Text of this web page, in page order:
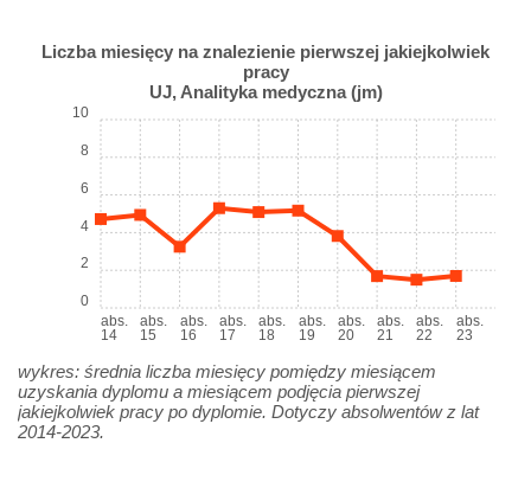
Liczba miesięcy na znalezienie pierwszej jakiejkolwiek
pracy
UJ, Analityka medyczna (jm)
abs.
14
abs.
15
abs.
16
abs.
17
abs.
18
abs.
19
abs.
20
abs.
21
abs.
22
abs.
23
0
2
4
6
8
10
wykres: średnia liczba miesięcy pomiędzy miesiącem
uzyskania dyplomu a miesiącem podjęcia pierwszej
jakiejkolwiek pracy po dyplomie. Dotyczy absolwentów z lat
2014-2023.